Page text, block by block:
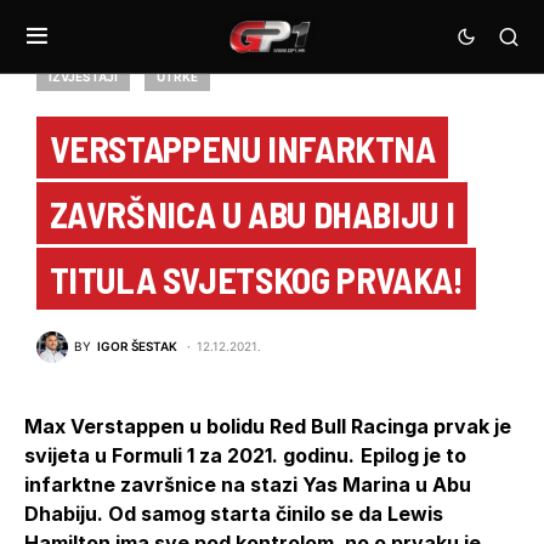
IZVJEŠTAJI UTRKE
VERSTAPPENU INFARKTNA
ZAVRŠNICA U ABU DHABIJU I
TITULA SVJETSKOG PRVAKA!
BY IGOR ŠESTAK 12.12.2021.
Max Verstappen u bolidu Red Bull Racinga prvak je
svijeta u Formuli 1 za 2021. godinu. Epilog je to
infarktne završnice na stazi Yas Marina u Abu
Dhabiju. Od samog starta činilo se da Lewis